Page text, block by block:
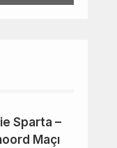
Sparta –
Maçı